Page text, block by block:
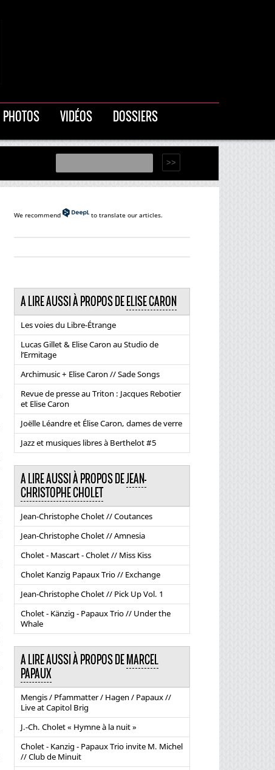
PHOTOS VIDÉOS DOSSIERS
We recommend to translate our articles.
A LIRE AUSSI À PROPOS DEELISE CARON
Les voies du Libre-Étrange
Lucas Gillet & Elise Caron au Studio de
l’Ermitage
Archimusic + Elise Caron // Sade Songs
Revue de presse au Triton : Jacques Rebotier
et Elise Caron
Joëlle Léandre et Élise Caron, dames de verre
Jazz et musiques libres à Berthelot #5
A LIRE AUSSI À PROPOS DEJEAN-
CHRISTOPHE CHOLET
Jean-Christophe Cholet // Coutances
Jean-Christophe Cholet // Amnesia
Cholet - Mascart - Cholet // Miss Kiss
Cholet Kanzig Papaux Trio // Exchange
Jean-Christophe Cholet // Pick Up Vol. 1
Cholet - Känzig - Papaux Trio // Under the
Whale
A LIRE AUSSI À PROPOS DEMARCEL
PAPAUX
Mengis / Pfammatter / Hagen / Papaux //
Live at Capitol Brig
J.-Ch. Cholet « Hymne à la nuit »
Cholet - Kanzig - Papaux Trio invite M. Michel
// Club de Minuit